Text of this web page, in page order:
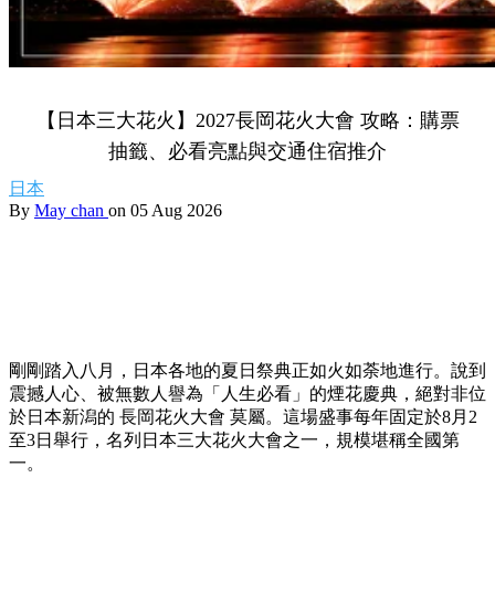
【日本三大花火】2027長岡花火大會 攻略：購票
抽籤、必看亮點與交通住宿推介
日本
By May chan on 05 Aug 2026
剛剛踏入八月，日本各地的夏日祭典正如火如荼地進行。說到
震撼人心、被無數人譽為「人生必看」的煙花慶典，絕對非位
於日本新潟的 長岡花火大會 莫屬。這場盛事每年固定於8月2
至3日舉行，名列日本三大花火大會之一，規模堪稱全國第
一。